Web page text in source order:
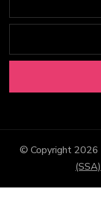
© Copyright 2026
(SSA)